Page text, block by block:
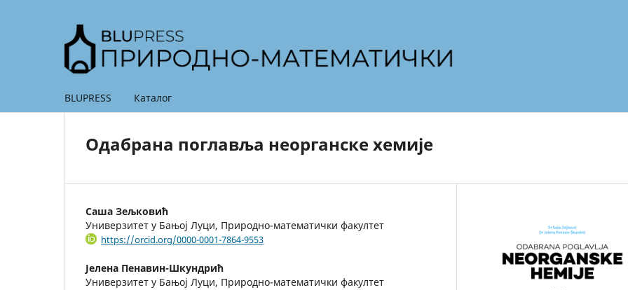
BLUPRESS Каталог
Одабрана поглавља неорганске хемије
Саша Зељковић
Универзитет у Бањој Луци, Природно-математички факултет
https://orcid.org/0000-0001-7864-9553
Јелена Пенавин-Шкундрић
Универзитет у Бањој Луци, Природно-математички факултет